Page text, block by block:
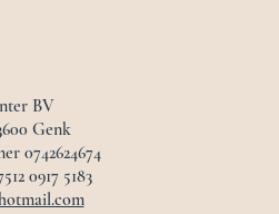
BV
Genk
0742624674
0917 5183